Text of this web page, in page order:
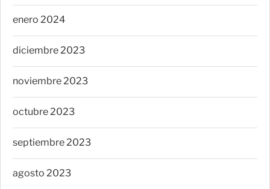
enero 2024
diciembre 2023
noviembre 2023
octubre 2023
septiembre 2023
agosto 2023